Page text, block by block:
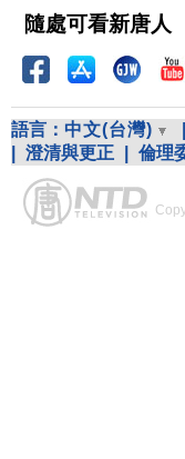
隨處可看新唐人
語言： 中文(台灣)
澄清與更正 倫理